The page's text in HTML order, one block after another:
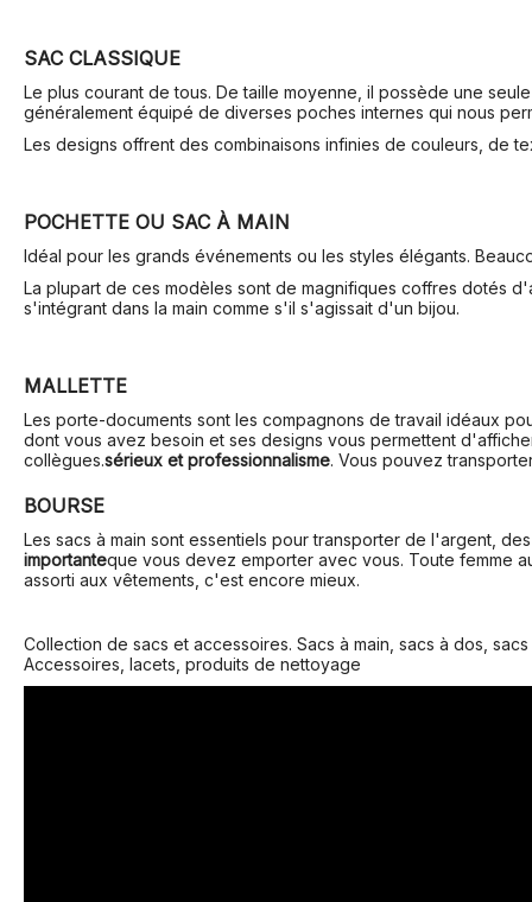
SAC CLASSIQUE
Le plus courant de tous. De taille moyenne, il possède une
généralement équipé de diverses poches internes qui nous
Les designs offrent des combinaisons infinies de couleurs, de
POCHETTE OU SAC À MAIN
Idéal pour les grands événements ou les styles élégants.
La plupart de ces modèles sont de magnifiques coffres dotés
s'intégrant dans la main comme s'il s'agissait d'un bijou.
MALLETTE
Les porte-documents sont les compagnons de travail idéaux
dont vous avez besoin et ses designs vous permettent
collègues.sérieux et professionnalisme. Vous pouvez
BOURSE
Les sacs à main sont essentiels pour transporter de l'argent,
importanteque vous devez emporter avec vous. Toute femme
assorti aux vêtements, c'est encore mieux.
Collection de sacs et accessoires. Sacs à main, sacs à dos,
Accessoires, lacets, produits de nettoyage